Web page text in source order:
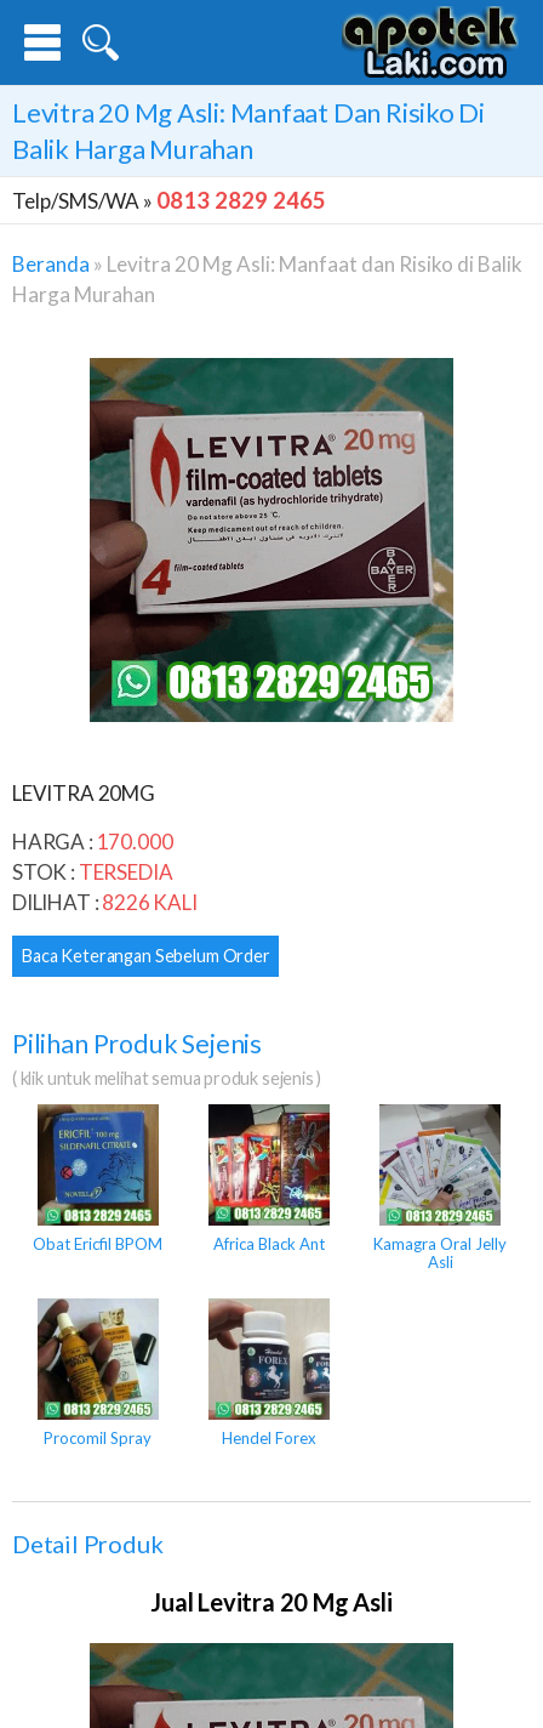
Levitra 20 Mg Asli: Manfaat Dan Risiko Di
Balik Harga Murahan
Telp/SMS/WA » 0813 2829 2465
Beranda » Levitra 20 Mg Asli: Manfaat dan Risiko di Balik
Harga Murahan
LEVITRA 20MG
HARGA : 170.000
STOK : TERSEDIA
DILIHAT :8226 KALI
Baca Keterangan Sebelum Order
Pilihan Produk Sejenis
( klik untuk melihat semua produk sejenis )
Obat Ericfil BPOM Africa Black Ant
Kamagra Oral Jelly
Asli
Procomil Spray Hendel Forex
Detail Produk
Jual Levitra 20 Mg Asli